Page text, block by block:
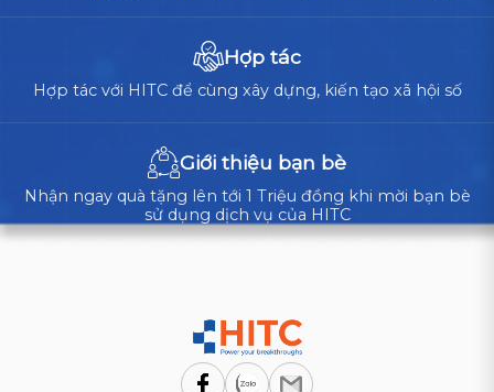
Hợp tác
Hợp tác với HITC để cùng xây dựng, kiến tạo xã hội số
Giới thiệu bạn bè
Nhận ngay quà tặng lên tới 1 Triệu đồng khi mời bạn bè
sử dụng dịch vụ của HITC